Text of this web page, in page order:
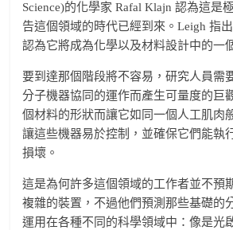
Science)的化學家 Rafal Klajn 認為這是
告這個領域的時代已經到來。Leigh 指
認為它將成為化學以及材料設計中的一
要到達那個階段將不容易，研究人員需
分子機器協同的運作而產生可量度的巨
個材料的形狀而讓它如同一個人工肌肉
讓這些機器易於控制，並確保它們能執
損壞。
這是為何許多這個領域的工作者並不預
複雜的裝置，不過他們預測那些基礎的
運用在各種不同的科學領域中：像是光